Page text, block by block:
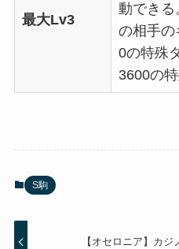
最大Lv3
動できる
の相手の
0の特殊
3600の
S駒
【オセロニア】カ